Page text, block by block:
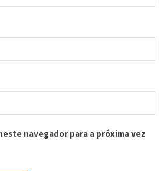
navegador para a próxima vez